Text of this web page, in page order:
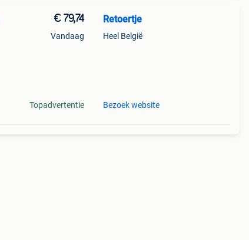
€ 79,74
Vandaag
Topadvertentie
Retoertje
Heel België
Bezoek website